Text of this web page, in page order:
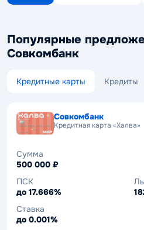
Популярные
Совкомбанк
Кредитные карты Кредиты
Совкомбанк
Кредитная карта «Халва»
Сумма
500 000 ₽
ПСК
до 17.666%
Ставка
до 0.001%
Совкомбанк
Кредит «На карту онлайн»
Сумма
30 000 – 5 000 000 ₽
ПСК
13.883–29.405%
Срок